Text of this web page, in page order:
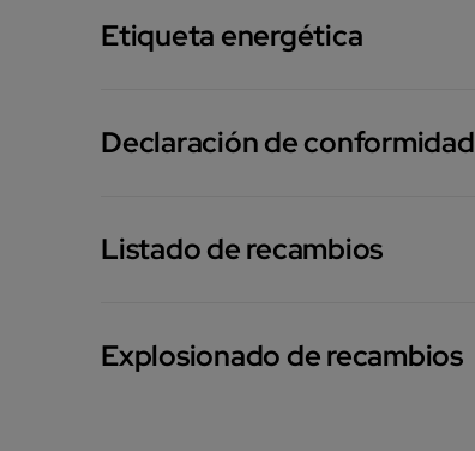
Etiqueta energética
Declaración de conformidad
Listado de recambios
Explosionado de recambios